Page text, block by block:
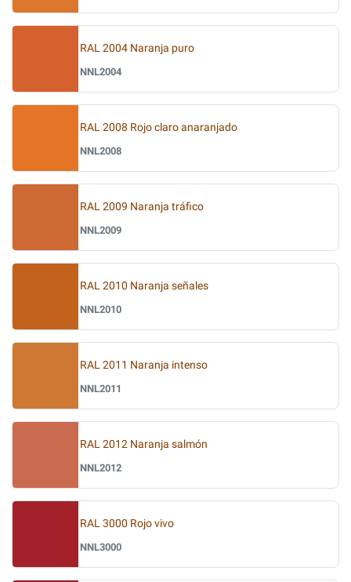
RAL 2004 Naranja puro
NNL2004
RAL 2008 Rojo claro anaranjado
NNL2008
RAL 2009 Naranja tráfico
NNL2009
RAL 2010 Naranja señales
NNL2010
RAL 2011 Naranja intenso
NNL2011
RAL 2012 Naranja salmón
NNL2012
RAL 3000 Rojo vivo
NNL3000